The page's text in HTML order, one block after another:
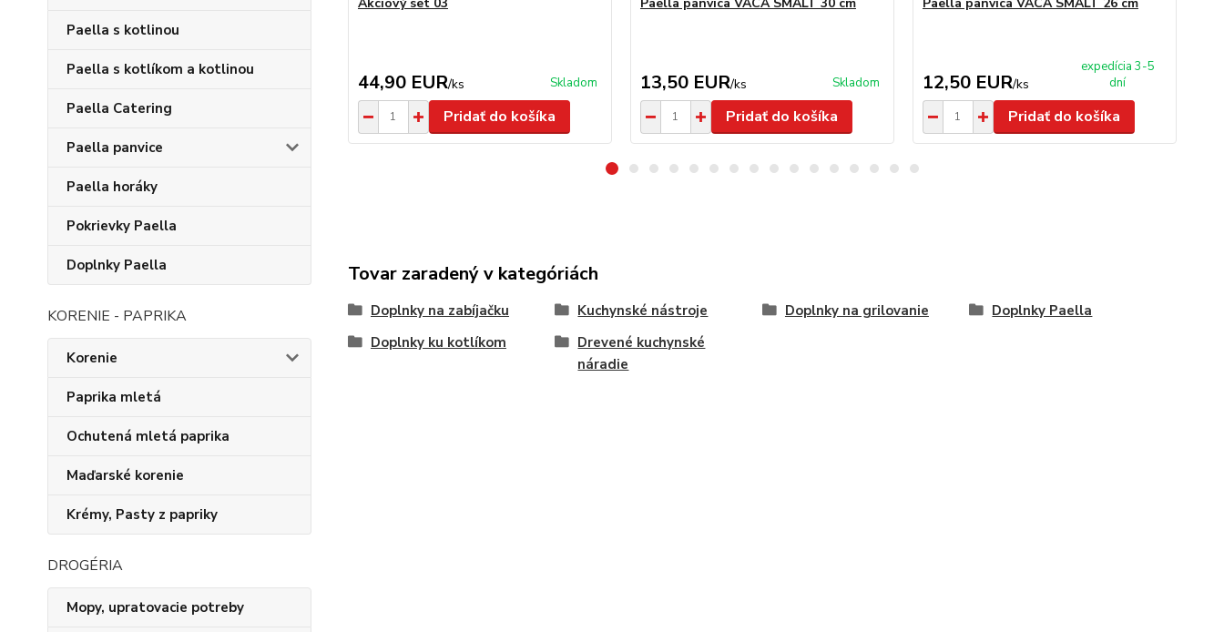
Paella s kotlinou
Paella s kotlíkom a kotlinou
Paella Catering
Paella panvice
Paella horáky
Pokrievky Paella
Doplnky Paella
KORENIE - PAPRIKA
Korenie
Paprika mletá
Ochutená mletá paprika
Maďarské korenie
Krémy, Pasty z papriky
DROGÉRIA
Mopy, upratovacie potreby
44,90 EUR/ks Skladom
Pridať do košíka
13,50 EUR/ks Skladom
Pridať do košíka
12,50 EUR/ks
expedícia 3-5
dní
Pridať do košíka
Tovar zaradený v kategóriách
Doplnky na zabíjačku Kuchynské nástroje Doplnky na grilovanie
Doplnky Paella
Doplnky ku kotlíkom
Drevené kuchynské
náradie